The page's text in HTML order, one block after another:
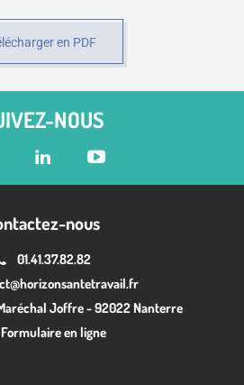
en PDF
NOUS
nous
01.41.37.82.82
Joffre - 92022 Nanterre
Formulaire en ligne